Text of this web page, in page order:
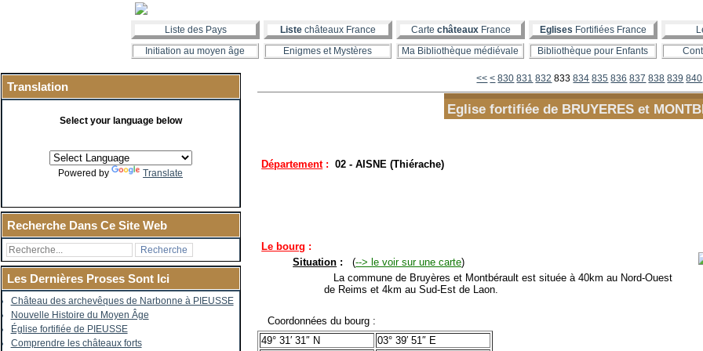
Liste des Pays Liste châteaux France Carte châteauxFrance Eglises Fortifiées France
Initiation au moyen âge
Enigmes et Mystères Ma Bibliothèque médiévale Bibliothèque pour Enfants
Translation
Select your language below
Powered by Translate
Recherche Dans Ce Site Web
Les Dernières Proses Sont Ici
Château des archevêques de Narbonne à PIEUSSE
Nouvelle Histoire du Moyen Âge
Église fortifiée de PIEUSSE
Comprendre les châteaux forts
<< < 800
810
820
830 831 832 833 834 835 836 837 838 839 840
Eglise fortifiée de BRUYERES et
Département: 02 - AISNE (Thiérache)
Le bourg :
Situation : (--> le voir sur une carte)
La commune de Bruyères et Montbérault est située à 40km au Nord-Ouest
de Reims et 4km au Sud-Est de Laon.
Coordonnées du bourg :
49° 31′ 31″ N
03° 39′ 51″ E